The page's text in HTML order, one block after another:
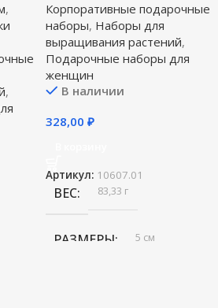
,
,
Корпоративные подарочные
наборы, Наборы для
выращивания растений,
Подарочные наборы для
женщин
В наличии
328,00 ₽
Артикул: 10607.01
ВЕС 83,33 г
РАЗМЕРЫ
5 см